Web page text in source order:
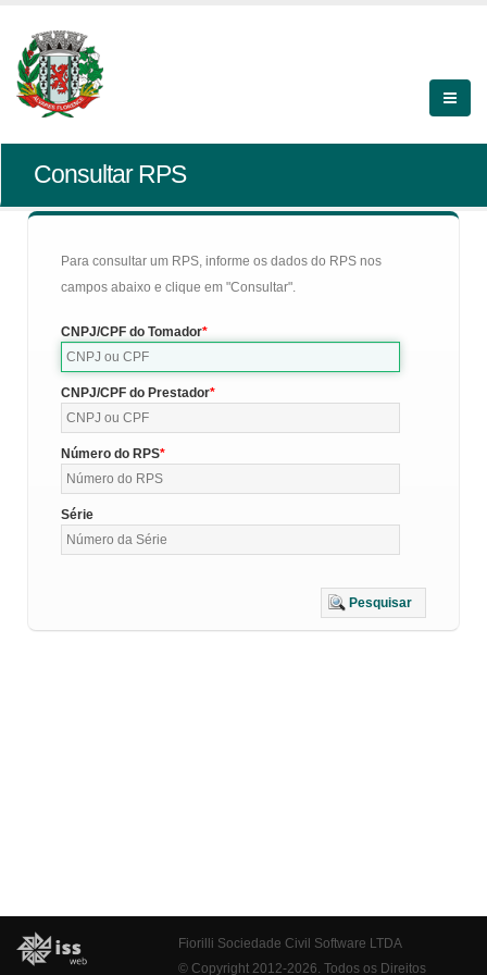
Consultar RPS
Para consultar um RPS, informe os dados do RPS nos
campos abaixo e clique em "Consultar".
CNPJ/CPF do Tomador
CNPJ/CPF do Prestador
Número do RPS
Série
Pesquisar
Fiorilli Sociedade Civil Software LTDA
© Copyright 2012-2026. Todos os Direitos